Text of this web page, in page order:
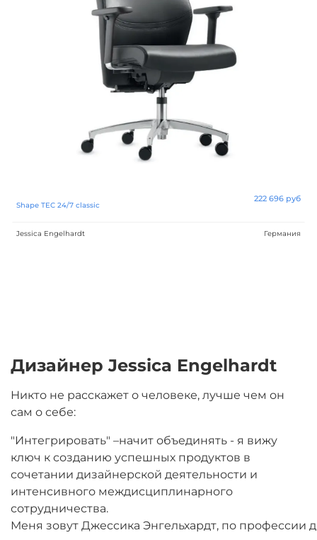
Shape TEC 24/7 classic
222 696 руб
Jessica Engelhardt Германия
Дизайнер Jessica Engelhardt
Никто не расскажет о человеке, лучше чем он
сам о себе:
"Интегрировать" –начит объединять - я вижу
ключ к созданию успешных продуктов в
сочетании дизайнерской деятельности и
интенсивного междисциплинарного
сотрудничества.
Меня зовут Джессика Энгельхардт, по